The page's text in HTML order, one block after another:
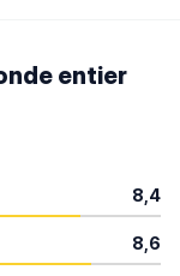
entier
8,4
8,6